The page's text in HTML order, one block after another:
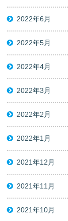
2022年6月
2022年5月
2022年4月
2022年3月
2022年2月
2022年1月
2021年12月
2021年11月
2021年10月